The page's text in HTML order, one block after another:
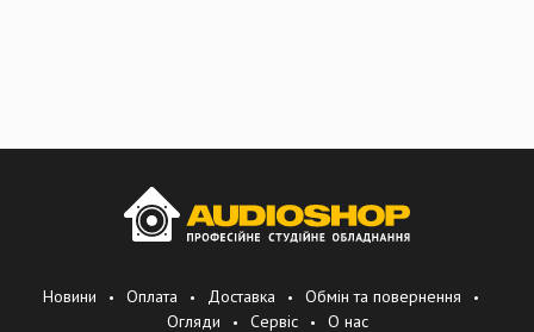
Новини Оплата Доставка
Обмін та повернення
Огляди
Сервіс О нас